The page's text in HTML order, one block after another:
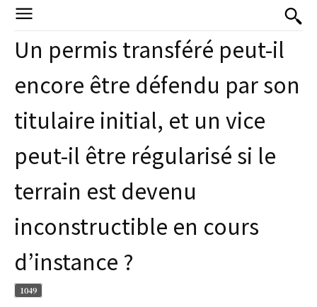
Un permis transféré peut-il
encore être défendu par son
titulaire initial, et un vice
peut-il être régularisé si le
terrain est devenu
inconstructible en cours
d’instance ?
1049